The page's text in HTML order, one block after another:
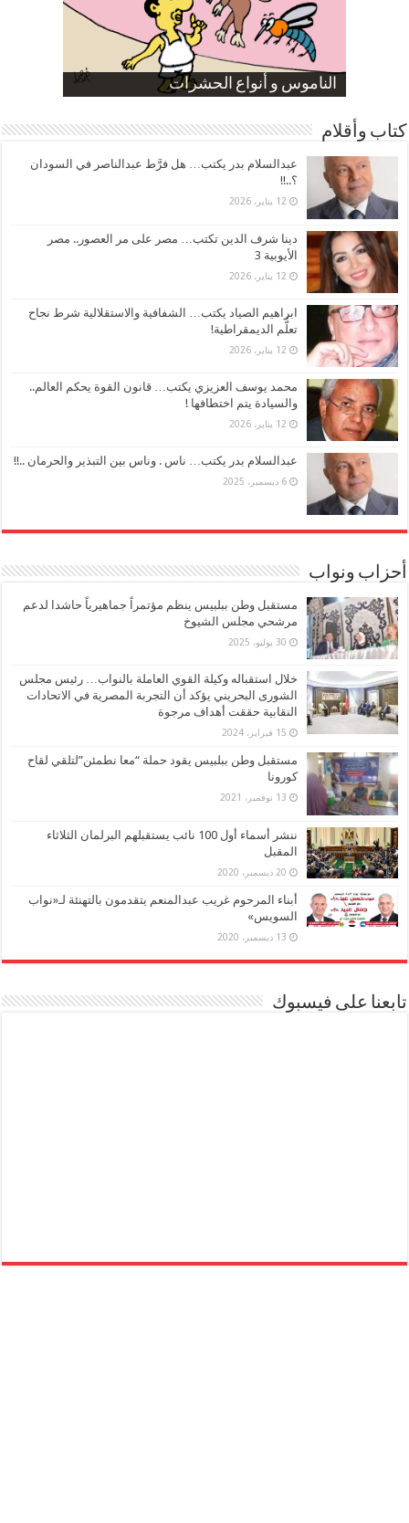
الناموس و أنواع الحشرات
الموظفين بعد ارتفاع الأسعار
ارتفاع نسبة الطلاق في مصر
صورة كاركاتيرية
صورة كاركاتيرية
كتاب وأقلام
عبدالسلام بدر يكتب… هل فرَّط عبدالناصر في السودان
؟..!!
12 يناير، 2026
دينا شرف الدين تكتب… مصر على مر العصور.. مصر
الأيوبية 3
12 يناير، 2026
ابراهيم الصياد يكتب… الشفافية والاستقلالية شرط نجاح
تعلُّم الديمقراطية!
12 يناير، 2026
محمد يوسف العزيزي يكتب… قانون القوة يحكم العالم..
والسيادة يتم اختطافها !
12 يناير، 2026
عبدالسلام بدر يكتب… ناس . وناس بين التبذير والحرمان ..!!
6 ديسمبر، 2025
أحزاب ونواب
مستقبل وطن ببلبيس ينظم مؤتمراً جماهيرياً حاشدا لدعم
مرشحي مجلس الشيوخ
30 يوليو، 2025
خلال استقباله وكيلة القوي العاملة بالنواب… رئيس مجلس
الشورى البحريني يؤكد أن التجربة المصرية في الاتحادات
النقابية حققت أهداف مرجوة
15 فبراير، 2024
مستقبل وطن ببلبيس يقود حملة “معا نطمئن”لتلقي لقاح
كورونا
13 نوفمبر، 2021
ننشر أسماء أول 100 نائب يستقبلهم البرلمان الثلاثاء
المقبل
20 ديسمبر، 2020
أبناء المرحوم غريب عبدالمنعم يتقدمون بالتهنئة لـ«نواب
السويس»
13 ديسمبر، 2020
تابعنا على فيسبوك